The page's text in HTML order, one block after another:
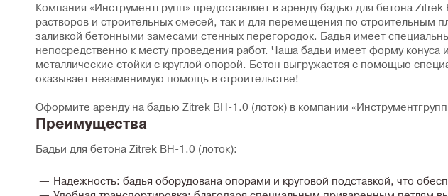
Компания «Инструментгрупп» предоставляет в аренду бадью для бетона
растворов и строительных смесей, так и для перемещения по строительным
заливкой бетонными замесами стенных перегородок. Бадья имеет
непосредственно к месту проведения работ. Чаша бадьи имеет форму
металлические стойки с круглой опорой. Бетон выгружается с помощью
оказывает незаменимую помощь в строительстве!
Оформите аренду на бадью Zitrek BH-1.0 (лоток) в компании
Преимущества
Бадьи для бетона Zitrek BH-1.0 (лоток):
Надежность: бадья оборудована опорами и круговой подставкой, что